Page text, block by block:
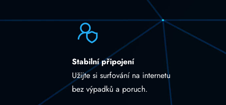
Stabilní připojení
Užijte si surfování na internetu
bez výpadků a poruch.